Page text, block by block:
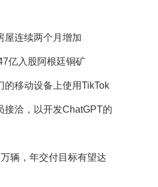
屋连续两个月增加
亿入股阿根廷铜矿
的移动设备上使用TikTok
接洽，以开发ChatGPT的
辆，年交付目标有望达